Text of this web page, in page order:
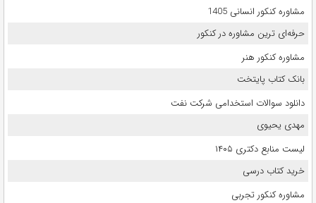
مشاوره کنکور انسانی 1405
حرفه‌ای ترین مشاوره در کنکور
مشاوره کنکور هنر
بانک کتاب پایتخت
دانلود سوالات استخدامی شرکت نفت
مهدی یحیوی
لیست منابع دکتری ۱۴۰۵
خرید کتاب درسی
مشاوره کنکور تجربی